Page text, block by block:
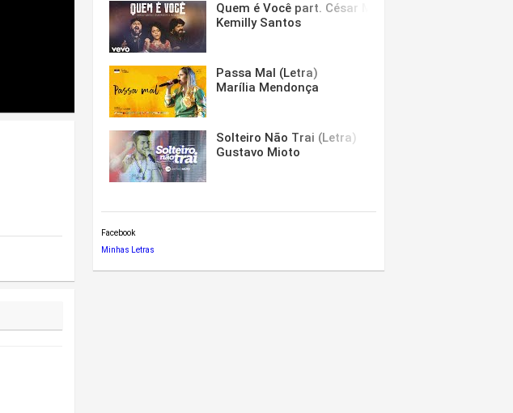
Quem é Você part. César Menotti & Fabiano (Letra)
Kemilly Santos
Passa Mal (Letra)
Marília Mendonça
Solteiro Não Trai (Letra)
Gustavo Mioto
Facebook
Minhas Letras